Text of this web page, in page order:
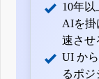
10年
AIを掛
速させ
UI か
るポジ